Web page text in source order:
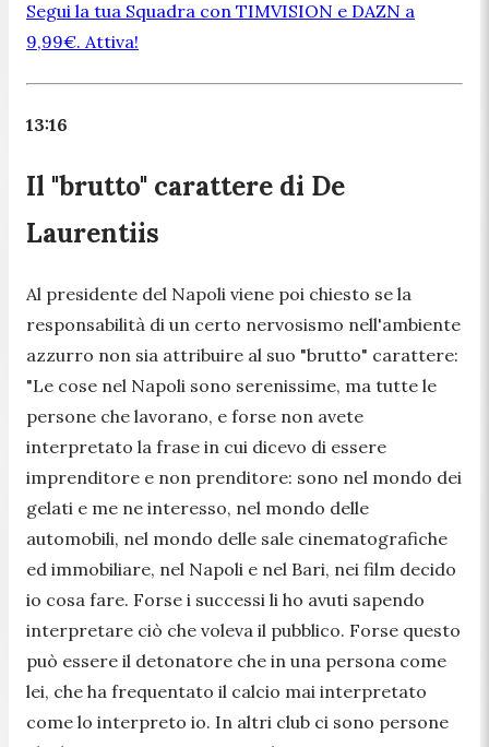
Segui la tua Squadra con TIMVISION e DAZN a
9,99€. Attiva!
13:16
Il "brutto" carattere di De
Laurentiis
Al presidente del Napoli viene poi chiesto se la
responsabilità di un certo nervosismo nell'ambiente
azzurro non sia attribuire al suo "brutto" carattere:
"Le cose nel Napoli sono serenissime, ma tutte le
persone che lavorano, e forse non avete
interpretato la frase in cui dicevo di essere
imprenditore e non prenditore: sono nel mondo dei
gelati e me ne interesso, nel mondo delle
automobili, nel mondo delle sale cinematografiche
ed immobiliare, nel Napoli e nel Bari, nei film decido
io cosa fare. Forse i successi li ho avuti sapendo
interpretare ciò che voleva il pubblico. Forse questo
può essere il detonatore che in una persona come
lei, che ha frequentato il calcio mai interpretato
come lo interpreto io. In altri club ci sono persone